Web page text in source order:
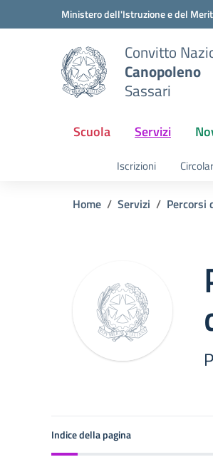
Vai ai contenuti
Vai al menu di navigazioneMinistero dell'Istruzione e del
Convitto
Canopoleno
Sassari
Scuola Servizi
Iscrizioni
Home Servizi Percorsi
Indice della pagina